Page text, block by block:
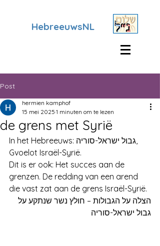
HebreeuwsNL
Post
de grens met Syrië
hermien kamphof
15 mei 2025 1 minuten om te lezen
In het Hebreeuws: גבול ישראל-סוריה,
Gvoelot Israël-Syrië.
Dit is er ook: Het succes aan de
grenzen. De redding van een arend
die vast zat aan de grens Israël-Syrië.
הצלה על הגבולות – חולץ נשר שנתקע על
גבול ישראל-סוריה